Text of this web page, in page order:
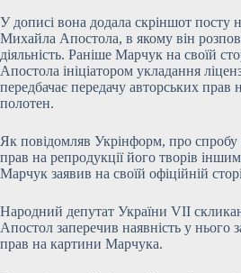
У дописі вона додала скріншот посту
Михайла Апостола, в якому він
діяльність. Раніше Марчук на своїй
Апостола ініціатором укладання
передбачає передачу авторських прав
полотен.
Як повідомляв Укрінформ, про
прав на репродукції його творів
Марчук заявив на своїй офіційній
Народний депутат України VII
Апостол заперечив наявність у нього
прав на картини Марчука.